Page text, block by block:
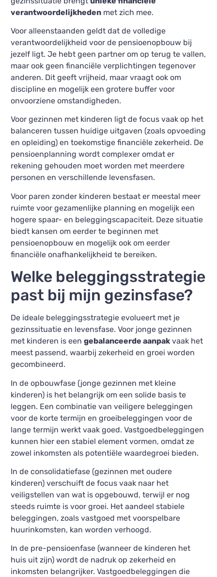
verantwoordelijkheden met zich mee.
Voor alleenstaanden geldt dat de volledige
verantwoordelijkheid voor de pensioenopbouw bij
jezelf ligt. Je hebt geen partner om op terug te vallen,
maar ook geen financiële verplichtingen tegenover
anderen. Dit geeft vrijheid, maar vraagt ook om
discipline en mogelijk een grotere buffer voor
onvoorziene omstandigheden.
Voor gezinnen met kinderen ligt de focus vaak op het
balanceren tussen huidige uitgaven (zoals opvoeding
en opleiding) en toekomstige financiële zekerheid. De
pensioenplanning wordt complexer omdat er
rekening gehouden moet worden met meerdere
personen en verschillende levensfasen.
Voor paren zonder kinderen bestaat er meestal meer
ruimte voor gezamenlijke planning en mogelijk een
hogere spaar- en beleggingscapaciteit. Deze situatie
biedt kansen om eerder te beginnen met
pensioenopbouw en mogelijk ook om eerder
financiële onafhankelijkheid te bereiken.
Welke beleggingsstrategie
past bij mijn gezinsfase?
De ideale beleggingsstrategie evolueert met je
gezinssituatie en levensfase. Voor jonge gezinnen
met kinderen is eengebalanceerde aanpak vaak het
meest passend, waarbij zekerheid en groei worden
gecombineerd.
In de opbouwfase (jonge gezinnen met kleine
kinderen) is het belangrijk om een solide basis te
leggen. Een combinatie van veiligere beleggingen
voor de korte termijn en groeibeleggingen voor de
lange termijn werkt vaak goed. Vastgoedbeleggingen
kunnen hier een stabiel element vormen, omdat ze
zowel inkomsten als potentiële waardegroei bieden.
In de consolidatiefase (gezinnen met oudere
kinderen) verschuift de focus vaak naar het
veiligstellen van wat is opgebouwd, terwijl er nog
steeds ruimte is voor groei. Het aandeel stabiele
beleggingen, zoals vastgoed met voorspelbare
huurinkomsten, kan worden verhoogd.
In de pre-pensioenfase (wanneer de kinderen het
huis uit zijn) wordt de nadruk op zekerheid en
inkomsten belangrijker. Vastgoedbeleggingen die